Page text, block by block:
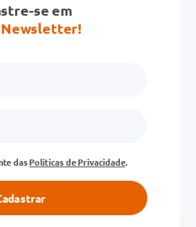
se em
Newsletter!
dasPolíticas de Privacidade.